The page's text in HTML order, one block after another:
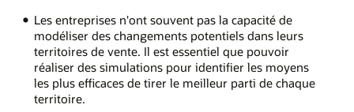
Les entreprises n'ont souvent pas la capacité de
modéliser des changements potentiels dans leurs
territoires de vente. Il est essentiel que pouvoir
réaliser des simulations pour identifier les moyens
les plus efficaces de tirer le meilleur parti de chaque
territoire.